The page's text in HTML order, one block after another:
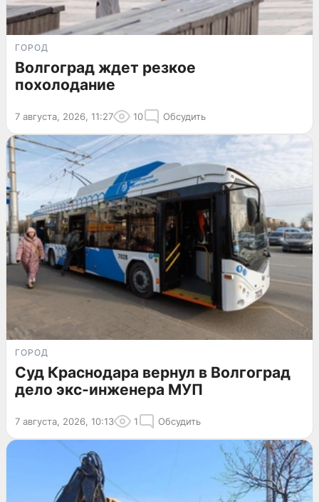
ГОРОД
Волгоград ждет резкое
похолодание
7 августа, 2026, 11:27 10 Обсудить
ГОРОД
Суд Краснодара вернул в Волгоград
дело экс-инженера МУП
7 августа, 2026, 10:13 1 Обсудить